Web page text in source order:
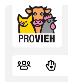
Nutztiere
Alte Nutztierrassen
Kampagnen
Fachliche Arbeit
Mitglied werden –
Spenden
Kontakt
Leitbild
Pressekontakt
Newsletter